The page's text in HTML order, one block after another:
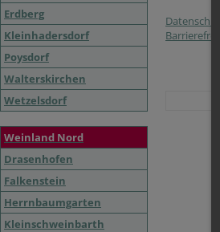
Erdberg
Kleinhadersdorf
Poysdorf
Walterskirchen
Wetzelsdorf
Weinland Nord
Drasenhofen
Falkenstein
Herrnbaumgarten
Kleinschweinbarth